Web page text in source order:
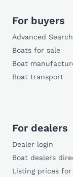
For buyers
Advanced Search
Boats for sale
Boat
Boat transport
For dealers
Dealer login
Boat dealers
Listing prices for